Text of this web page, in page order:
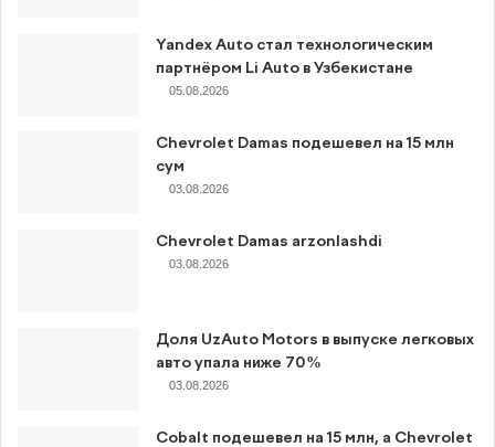
Yandex Auto стал технологическим
партнёром Li Auto в Узбекистане
05.08.2026
Chevrolet Damas подешевел на 15 млн
сум
03.08.2026
Chevrolet Damas arzonlashdi
03.08.2026
Доля UzAuto Motors в выпуске легковых
авто упала ниже 70%
03.08.2026
Cobalt подешевел на 15 млн, а Chevrolet